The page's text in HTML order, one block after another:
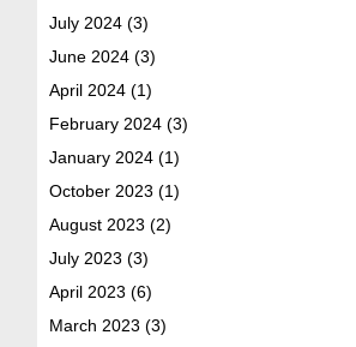
July 2024(3)
June 2024(3)
April 2024(1)
February 2024(3)
January 2024(1)
October 2023 (1)
August 2023 (2)
July 2023 (3)
April 2023 (6)
March 2023 (3)